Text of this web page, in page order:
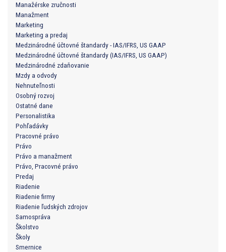
Manažérske zručnosti
Manažment
Marketing
Marketing a predaj
Medzinárodné účtovné štandardy - IAS/IFRS, US GAAP
Medzinárodné účtovné štandardy (IAS/IFRS, US GAAP)
Medzinárodné zdaňovanie
Mzdy a odvody
Nehnuteľnosti
Osobný rozvoj
Ostatné dane
Personalistika
Pohľadávky
Pracovné právo
Právo
Právo a manažment
Právo, Pracovné právo
Predaj
Riadenie
Riadenie firmy
Riadenie ľudských zdrojov
Samospráva
Školstvo
Školy
Smernice